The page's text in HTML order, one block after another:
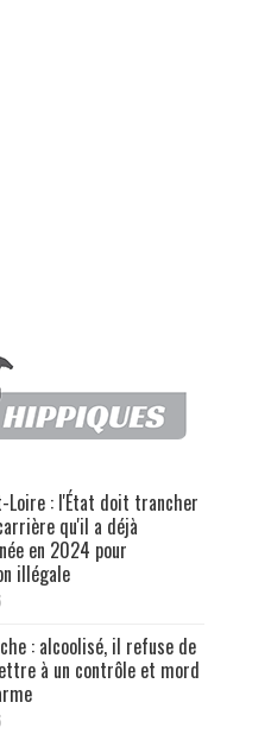
Loire : l'État doit trancher
qu'il a déjà
en 2024 pour
illégale
: alcoolisé, il refuse de
à un contrôle et mord